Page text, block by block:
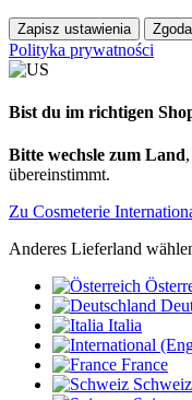
Zapisz ustawienia Zgoda
Polityka prywatności
Bist du im richtigen
Bitte wechsle zum Land
übereinstimmt.
Zu Cosmeterie
Anderes Lieferland
Italia
France
Schweiz